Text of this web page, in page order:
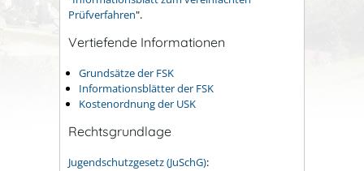
Prüfverfahren".
Vertiefende Informationen
Grundsätze der FSK
Informationsblätter der FSK
Kostenordnung der USK
Rechtsgrundlage
Jugendschutzgesetz (JuSchG):